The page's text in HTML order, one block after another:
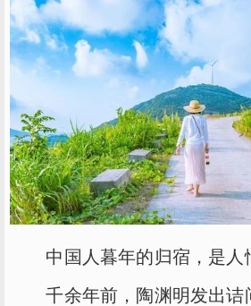
中国人暮年的归宿，是人
千余年前，陶渊明发出诘